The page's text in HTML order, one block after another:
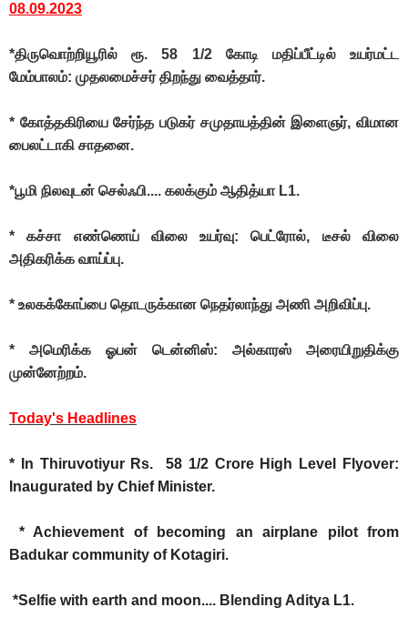
08.09.2023
*திருவொற்றியூரில் ரூ. 58 1/2 கோடி மதிப்பீட்டில் உயர்மட்ட
மேம்பாலம்: முதலமைச்சர் திறந்து வைத்தார்.
* கோத்தகிரியை சேர்ந்த படுகர் சமுதாயத்தின் இளைஞர், விமான
பைலட்டாகி சாதனை.
*பூமி நிலவுடன் செல்ஃபி.... கலக்கும் ஆதித்யா L1.
* கச்சா எண்ணெய் விலை உயர்வு: பெட்ரோல், டீசல் விலை
அதிகரிக்க வாய்ப்பு.
* உலகக்கோப்பை தொடருக்கான நெதர்லாந்து அணி அறிவிப்பு.
* அமெரிக்க ஓபன் டென்னிஸ்: அல்காரஸ் அரையிறுதிக்கு
முன்னேற்றம்.
Today's Headlines
* In Thiruvotiyur Rs. 58 1/2 Crore High Level Flyover:
Inaugurated by Chief Minister.
* Achievement of becoming an airplane pilot from
Badukar community of Kotagiri.
*Selfie with earth and moon.... Blending Aditya L1.